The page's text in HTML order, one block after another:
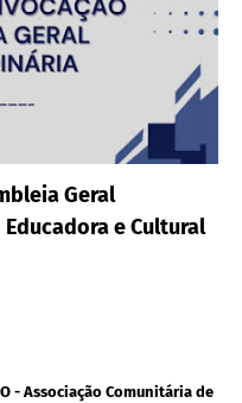
Geral
e Cultural
- Associação Comunitária de